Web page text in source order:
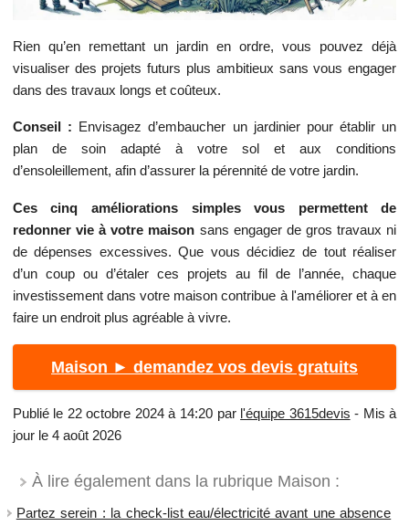
Rien qu’en remettant un jardin en ordre, vous pouvez déjà
visualiser des projets futurs plus ambitieux sans vous engager
dans des travaux longs et coûteux.
Conseil : Envisagez d’embaucher un jardinier pour établir un
plan de soin adapté à votre sol et aux conditions
d’ensoleillement, afin d’assurer la pérennité de votre jardin.
Ces cinq améliorations simples vous permettent de
redonner vie à votre maison sans engager de gros travaux ni
de dépenses excessives. Que vous décidiez de tout réaliser
d’un coup ou d’étaler ces projets au fil de l’année, chaque
investissement dans votre maison contribue à l'améliorer et à en
faire un endroit plus agréable à vivre.
Maison ► demandez vos devis gratuits
Publié le 22 octobre 2024 à 14:20 par l'équipe 3615devis - Mis à
jour le 4 août 2026
À lire également dans la rubrique Maison :
Partez serein : la check-list eau/électricité avant une absence